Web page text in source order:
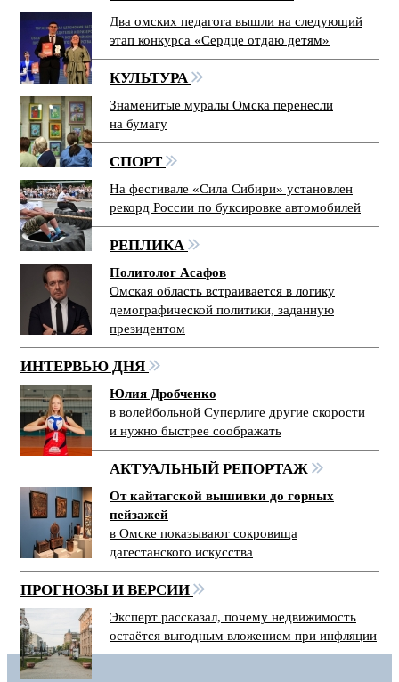
Два омских педагога вышли на следующий
этап конкурса «Сердце отдаю детям»
КУЛЬТУРА
Знаменитые муралы Омска перенесли
на бумагу
СПОРТ
На фестивале «Сила Сибири» установлен
рекорд России по буксировке автомобилей
РЕПЛИКА
Политолог Асафов
Омская область встраивается в логику
демографической политики, заданную
президентом
ИНТЕРВЬЮ ДНЯ
Юлия Дробченко
в волейбольной Суперлиге другие скорости
и нужно быстрее соображать
АКТУАЛЬНЫЙ РЕПОРТАЖ
От кайтагской вышивки до горных
пейзажей
в Омске показывают сокровища
дагестанского искусства
ПРОГНОЗЫ И ВЕРСИИ
Эксперт рассказал, почему недвижимость
остаётся выгодным вложением при инфляции